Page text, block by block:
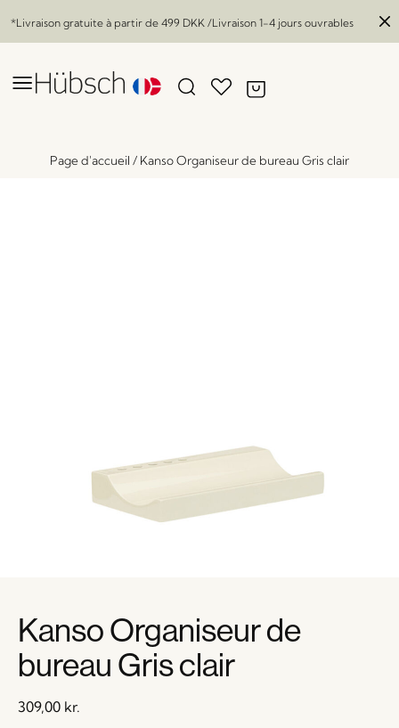
*Livraison gratuite à partir de 499 DKK /Livraison 1-4 jours ouvrables
Page d'accueil / Kanso Organiseur de bureau Gris clair
Kanso Organiseur de
bureau Gris clair
309,00 kr.